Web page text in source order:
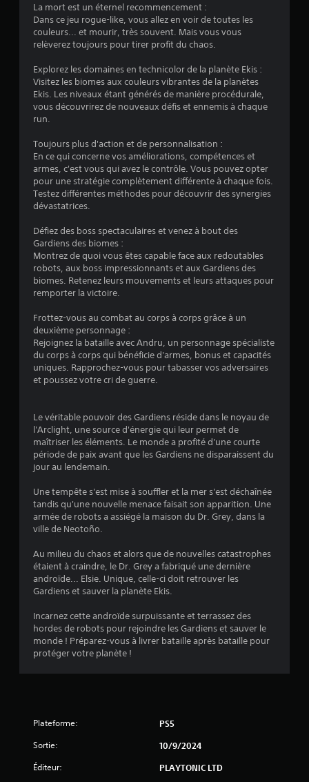
e
s
u
r
(
5
a
s
)
La mort est un éternel recommencement :
Dans ce jeu rogue-like, vous allez en voir de toutes les
couleurs... et mourir, très souvent. Mais vous vous
relèverez toujours pour tirer profit du chaos.
Explorez les domaines en technicolor de la planète Ekis :
Visitez les biomes aux couleurs vibrantes de la planètes
Ekis. Les niveaux étant générés de manière procédurale,
vous découvrirez de nouveaux défis et ennemis à chaque
run.
Toujours plus d'action et de personnalisation :
En ce qui concerne vos améliorations, compétences et
armes, c'est vous qui avez le contrôle. Vous pouvez opter
pour une stratégie complètement différente à chaque fois.
Testez différentes méthodes pour découvrir des synergies
dévastatrices.
Défiez des boss spectaculaires et venez à bout des
Gardiens des biomes :
Montrez de quoi vous êtes capable face aux redoutables
robots, aux boss impressionnants et aux Gardiens des
biomes. Retenez leurs mouvements et leurs attaques pour
remporter la victoire.
Frottez-vous au combat au corps à corps grâce à un
deuxième personnage :
Rejoignez la bataille avec Andru, un personnage spécialiste
du corps à corps qui bénéficie d'armes, bonus et capacités
uniques. Rapprochez-vous pour tabasser vos adversaires
et poussez votre cri de guerre.
Le véritable pouvoir des Gardiens réside dans le noyau de
l'Arclight, une source d'énergie qui leur permet de
maîtriser les éléments. Le monde a profité d'une courte
période de paix avant que les Gardiens ne disparaissent du
jour au lendemain.
Une tempête s'est mise à souffler et la mer s'est déchaînée
tandis qu'une nouvelle menace faisait son apparition. Une
armée de robots a assiégé la maison du Dr. Grey, dans la
ville de Neotoño.
Au milieu du chaos et alors que de nouvelles catastrophes
étaient à craindre, le Dr. Grey a fabriqué une dernière
androïde... Elsie. Unique, celle-ci doit retrouver les
Gardiens et sauver la planète Ekis.
Incarnez cette androïde surpuissante et terrassez des
hordes de robots pour rejoindre les Gardiens et sauver le
monde ! Préparez-vous à livrer bataille après bataille pour
protéger votre planète !
Plateforme: PS5
Sortie: 10/9/2024
Éditeur: PLAYTONIC LTD